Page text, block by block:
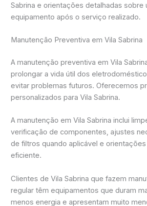
Sabrina e orientações detalhadas sobre
equipamento após o serviço realizado.
Manutenção Preventiva em Vila Sabrina
A manutenção preventiva em Vila
prolongar a vida útil dos
evitar problemas futuros. Oferecemos
personalizados para Vila Sabrina.
A manutenção em Vila Sabrina inclui
verificação de componentes, ajustes
de filtros quando aplicável e
eficiente.
Clientes de Vila Sabrina que fazem
regular têm equipamentos que duram
menos energia e apresentam muito